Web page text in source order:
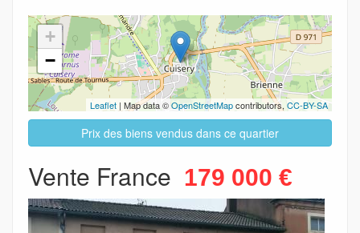
+
−
Leaflet | Map data ©OpenStreetMapcontributors, CC-BY-SA
Prix des biens vendus dans ce quartier
Vente France 179 000 €